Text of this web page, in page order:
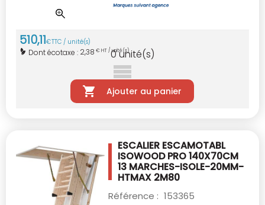
510,11€TTC / unité(s)
Dont écotaxe : 2,38 € HT / unité(s)
0unité(s)
Ajouter au panier
ESCALIER ESCAMOTABL
ISOWOOD PRO 140X70CM
13 MARCHES-ISOLE-20MM-
HTMAX 2M80
Référence : 153365